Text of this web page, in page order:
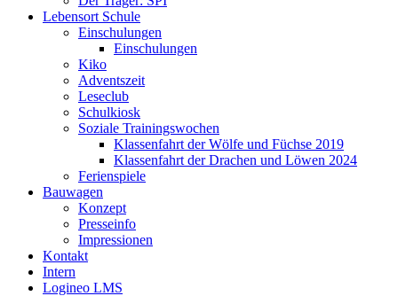
Lebensort Schule
Einschulungen
Einschulungen
Kiko
Adventszeit
Leseclub
Schulkiosk
Soziale Trainingswochen
Klassenfahrt der Wölfe und Füchse 2019
Klassenfahrt der Drachen und Löwen 2024
Ferienspiele
Bauwagen
Konzept
Presseinfo
Impressionen
Kontakt
Intern
Logineo LMS